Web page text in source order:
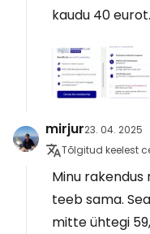
kaudu 40 eurot.
mirjur23. 04. 2025
Tõlgitud keelest
Minu rakendus
teeb sama.
mitte ühtegi